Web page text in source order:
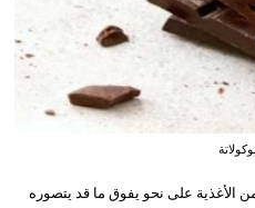
الأغذية على نحو يفوق ما قد يتصوره